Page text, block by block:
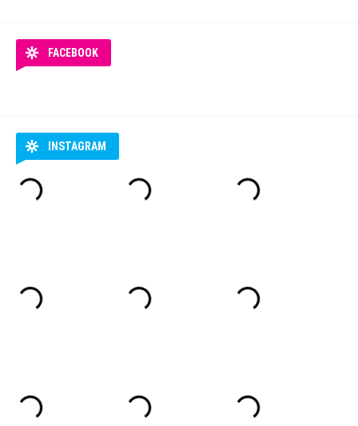
FACEBOOK
INSTAGRAM